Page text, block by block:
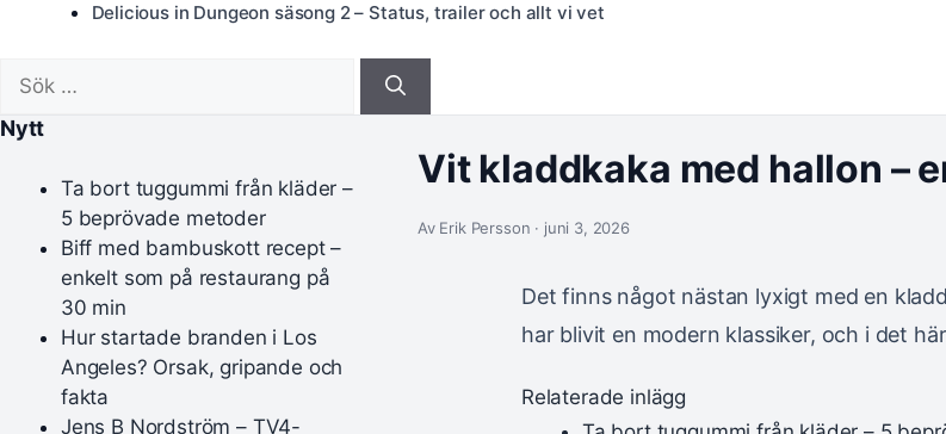
Delicious in Dungeon säsong 2 – Status, trailer och allt vi vet
efter:
Vit kladdkaka med hallon –
Av Erik Persson · juni 3, 2026
Det finns något nästan lyxigt med en
har blivit en modern klassiker, och i det
Relaterade inlägg
Nytt
Ta bort tuggummi från kläder –
5 beprövade metoder
Biff med bambuskott recept –
enkelt som på restaurang på
30 min
Hur startade branden i Los
Angeles? Orsak, gripande och
fakta
Jens B Nordström – TV4-